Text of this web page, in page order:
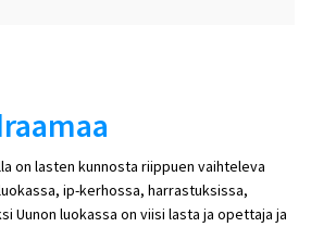
on lasten kunnosta riippuen vaihteleva
ip-kerhossa, harrastuksissa,
Uunon luokassa on viisi lasta ja opettaja ja